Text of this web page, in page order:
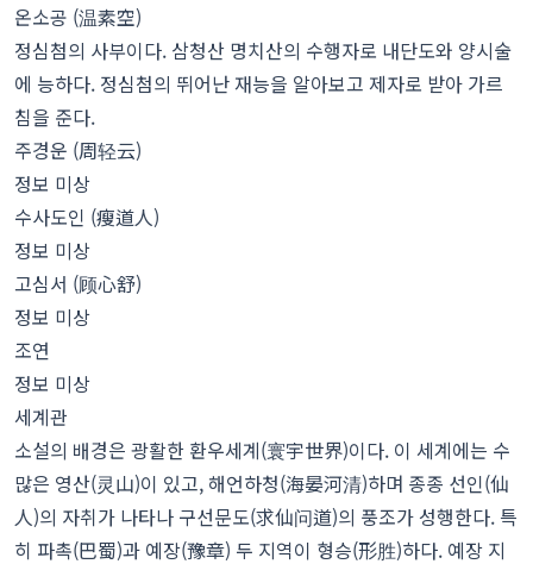
온소공 (温素空)
정심첨의 사부이다. 삼청산 명치산의 수행자로 내단도와 양시술
에 능하다. 정심첨의 뛰어난 재능을 알아보고 제자로 받아 가르
침을 준다.
주경운 (周轻云)
정보 미상
수사도인 (瘦道人)
정보 미상
고심서 (顾心舒)
정보 미상
조연
정보 미상
세계관
소설의 배경은 광활한 환우세계(寰宇世界)이다. 이 세계에는 수
많은 영산(灵山)이 있고, 해언하청(海晏河清)하며 종종 선인(仙
人)의 자취가 나타나 구선문도(求仙问道)의 풍조가 성행한다. 특
히 파촉(巴蜀)과 예장(豫章) 두 지역이 형승(形胜)하다. 예장 지